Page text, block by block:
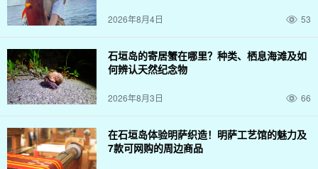
2026年8月4日 53
石垣岛的寄居蟹在哪里？种类、栖息海滩及如
何辨认天然纪念物
2026年8月3日 66
在石垣岛体验明萨织造！明萨工艺馆的魅力及
7款可网购的周边商品